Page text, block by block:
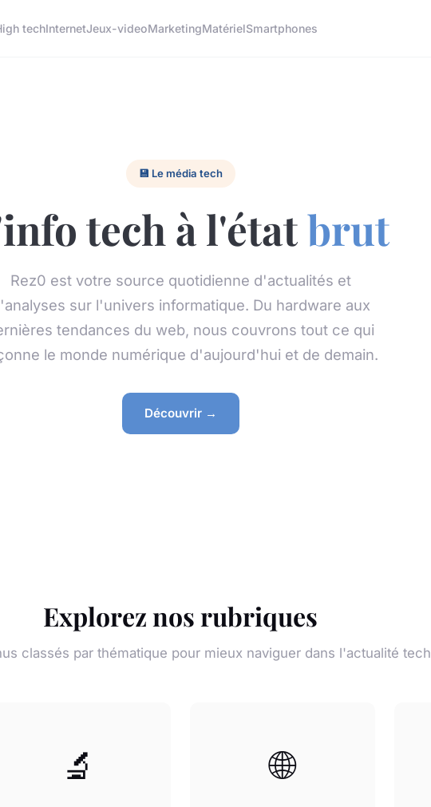
techInternetJeux-videoMarketingMatérielSmartphones
💾 Le média tech
tech à l'étatbrut
Rez0 est votre source quotidienne d'actualités et
sur l'univers informatique. Du hardware aux
tendances du web, nous couvrons tout ce qui
le monde numérique d'aujourd'hui et de demain.
Découvrir →
Explorez nos rubriques
classés par thématique pour mieux naviguer dans l'actualité tech
🔬 🌐